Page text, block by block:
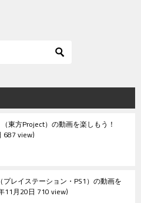
東方Project）の動画を楽しもう！
687 view
レイステーション・PS1）の動画を
11月20日 710 view